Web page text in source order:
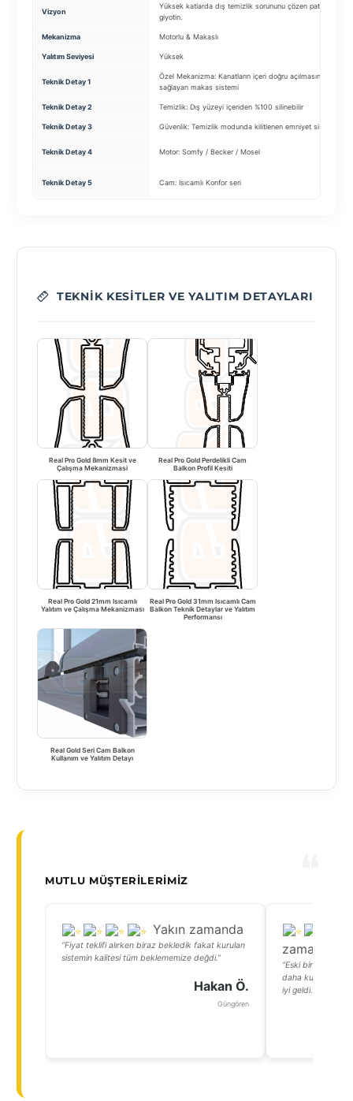
Vizyon
Yüksek katlarda dış temizlik sorununu çözen patentli
giyotin.
Mekanizma Motorlu & Makaslı
Yalıtım Seviyesi Yüksek
Teknik Detay 1
Özel Mekanizma: Kanatların içeri doğru açılmasını
sağlayan makas sistemi
Teknik Detay 2 Temizlik: Dış yüzeyi içeriden %100 silinebilir
Teknik Detay 3 Güvenlik: Temizlik modunda kilitlenen emniyet sistemi
Teknik Detay 4 Motor: Somfy / Becker / Mosel
Teknik Detay 5 Cam: Isıcamlı Konfor seri
TEKNIK KESITLER VE YALITIM DETAYLARI
Real Pro Gold 8mm Kesit ve
Çalışma Mekanizmasi
Real Pro Gold Perdelikli Cam
Balkon Profil Kesiti
Real Pro Gold 21mm Isıcamlı
Yalıtım ve Çalışma Mekanizması
Real Pro Gold 31mm Isıcamlı Cam
Balkon Teknik Detaylar ve Yalıtım
Performansı
Real Gold Seri Cam Balkon
Kullanım ve Yalıtım Detayı
MUTLU MÜŞTERILERIMIZ
Yakın zamanda
“Fiyat teklifi alırken biraz bekledik fakat kurulan
sistemin kalitesi tüm beklememize değdi.”
Hakan Ö.
Güngören
zamanda
“Eski binamızda
daha kullanışlı
iyi geldi.”